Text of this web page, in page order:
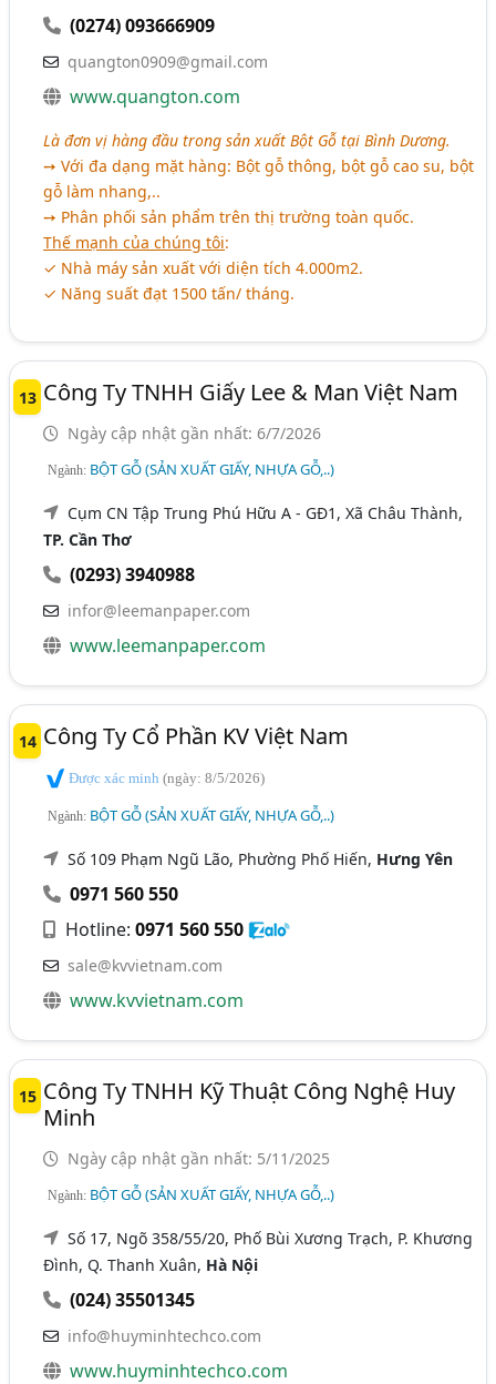
(0274) 093666909
quangton0909@gmail.com
www.quangton.com
Là đơn vị hàng đầu trong sản xuất Bột Gỗ tại Bình Dương.
➙ Với đa dạng mặt hàng: Bột gỗ thông, bột gỗ cao su, bột
gỗ làm nhang,..
➙ Phân phối sản phẩm trên thị trường toàn quốc.
Thế mạnh của chúng tôi:
✓ Nhà máy sản xuất với diện tích 4.000m2.
✓ Năng suất đạt 1500 tấn/ tháng.
13 Công Ty TNHH Giấy Lee & Man Việt Nam
Ngày cập nhật gần nhất: 6/7/2026
Ngành: BỘT GỖ (SẢN XUẤT GIẤY, NHỰA GỖ,..)
Cụm CN Tập Trung Phú Hữu A - GĐ1, Xã Châu Thành,
TP. Cần Thơ
(0293) 3940988
infor@leemanpaper.com
www.leemanpaper.com
14 Công Ty Cổ Phần KV Việt Nam
Được xác minh(ngày: 8/5/2026)
Ngành: BỘT GỖ (SẢN XUẤT GIẤY, NHỰA GỖ,..)
Số 109 Phạm Ngũ Lão, Phường Phố Hiến, Hưng Yên
0971 560 550
Hotline:0971 560 550
sale@kvvietnam.com
www.kvvietnam.com
15 Công Ty TNHH Kỹ Thuật Công Nghệ Huy
Minh
Ngày cập nhật gần nhất: 5/11/2025
Ngành: BỘT GỖ (SẢN XUẤT GIẤY, NHỰA GỖ,..)
Số 17, Ngõ 358/55/20, Phố Bùi Xương Trạch, P. Khương
Đình, Q. Thanh Xuân, Hà Nội
(024) 35501345
info@huyminhtechco.com
www.huyminhtechco.com